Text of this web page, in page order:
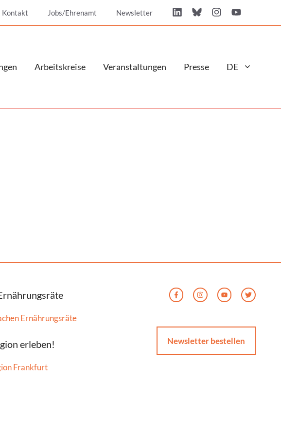
Kontakt Jobs/Ehrenamt Newsletter
Arbeitskreise Veranstaltungen Presse DE
Ernährungsräte
erleben!
Frankfurt
Newsletter bestellen